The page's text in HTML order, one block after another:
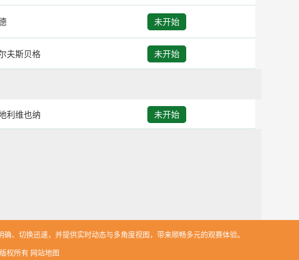
未开始
夫斯贝格 未开始
利维也纳 未开始
、切换迅速，并提供实时动态与多角度视图，带来顺畅多元的观赛体验。
权所有 网站地图